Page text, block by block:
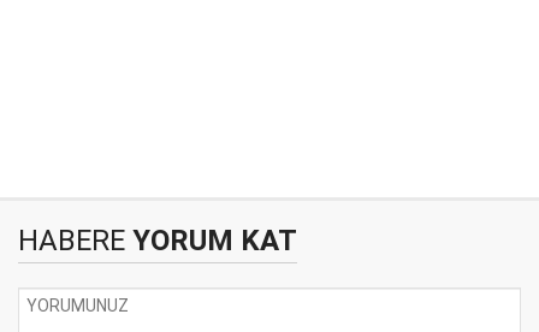
HABERE YORUM KAT